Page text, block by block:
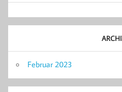
Februar 2023